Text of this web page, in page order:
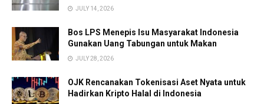
JULY 14, 2026
Bos LPS Menepis Isu Masyarakat Indonesia
Gunakan Uang Tabungan untuk Makan
JULY 28, 2026
OJK Rencanakan Tokenisasi Aset Nyata untuk
Hadirkan Kripto Halal di Indonesia